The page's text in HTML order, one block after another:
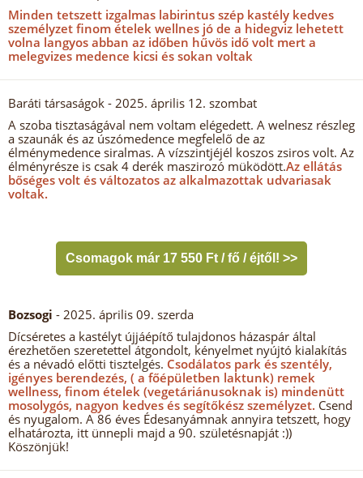
Minden tetszett izgalmas labirintus szép kastély kedves
személyzet finom ételek wellnes jó de a hidegviz lehetett
volna langyos abban az időben hűvös idő volt mert a
melegvizes medence kicsi és sokan voltak
Baráti társaságok - 2025. április 12. szombat
A szoba tisztaságával nem voltam elégedett. A welnesz részleg
a szaunák és az úszómedence megfelelő de az
élménymedence siralmas. A vízszintjéjél koszos zsiros volt. Az
élményrésze is csak 4 derék maszirozó müködött.Az ellátás
bőséges volt és változatos az alkalmazottak udvariasak
voltak.
Csomagok már 17 550 Ft / fő / éjtől! >>
Bozsogi - 2025. április 09. szerda
Dícséretes a kastélyt újjáépítő tulajdonos házaspár által
érezhetően szeretettel átgondolt, kényelmet nyújtó kialakítás
és a névadó előtti tisztelgés. Csodálatos park és szentély,
igényes berendezés, ( a főépületben laktunk) remek
wellness, finom ételek (vegetáriánusoknak is) mindenütt
mosolygós, nagyon kedves és segítőkész személyzet. Csend
és nyugalom. A 86 éves Édesanyámnak annyira tetszett, hogy
elhatározta, itt ünnepli majd a 90. születésnapját :))
Köszönjük!